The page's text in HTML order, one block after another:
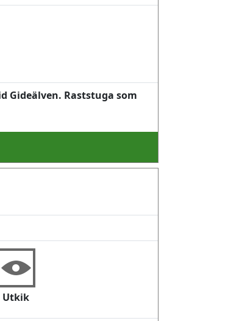
Gideälven. Raststuga som
Utkik